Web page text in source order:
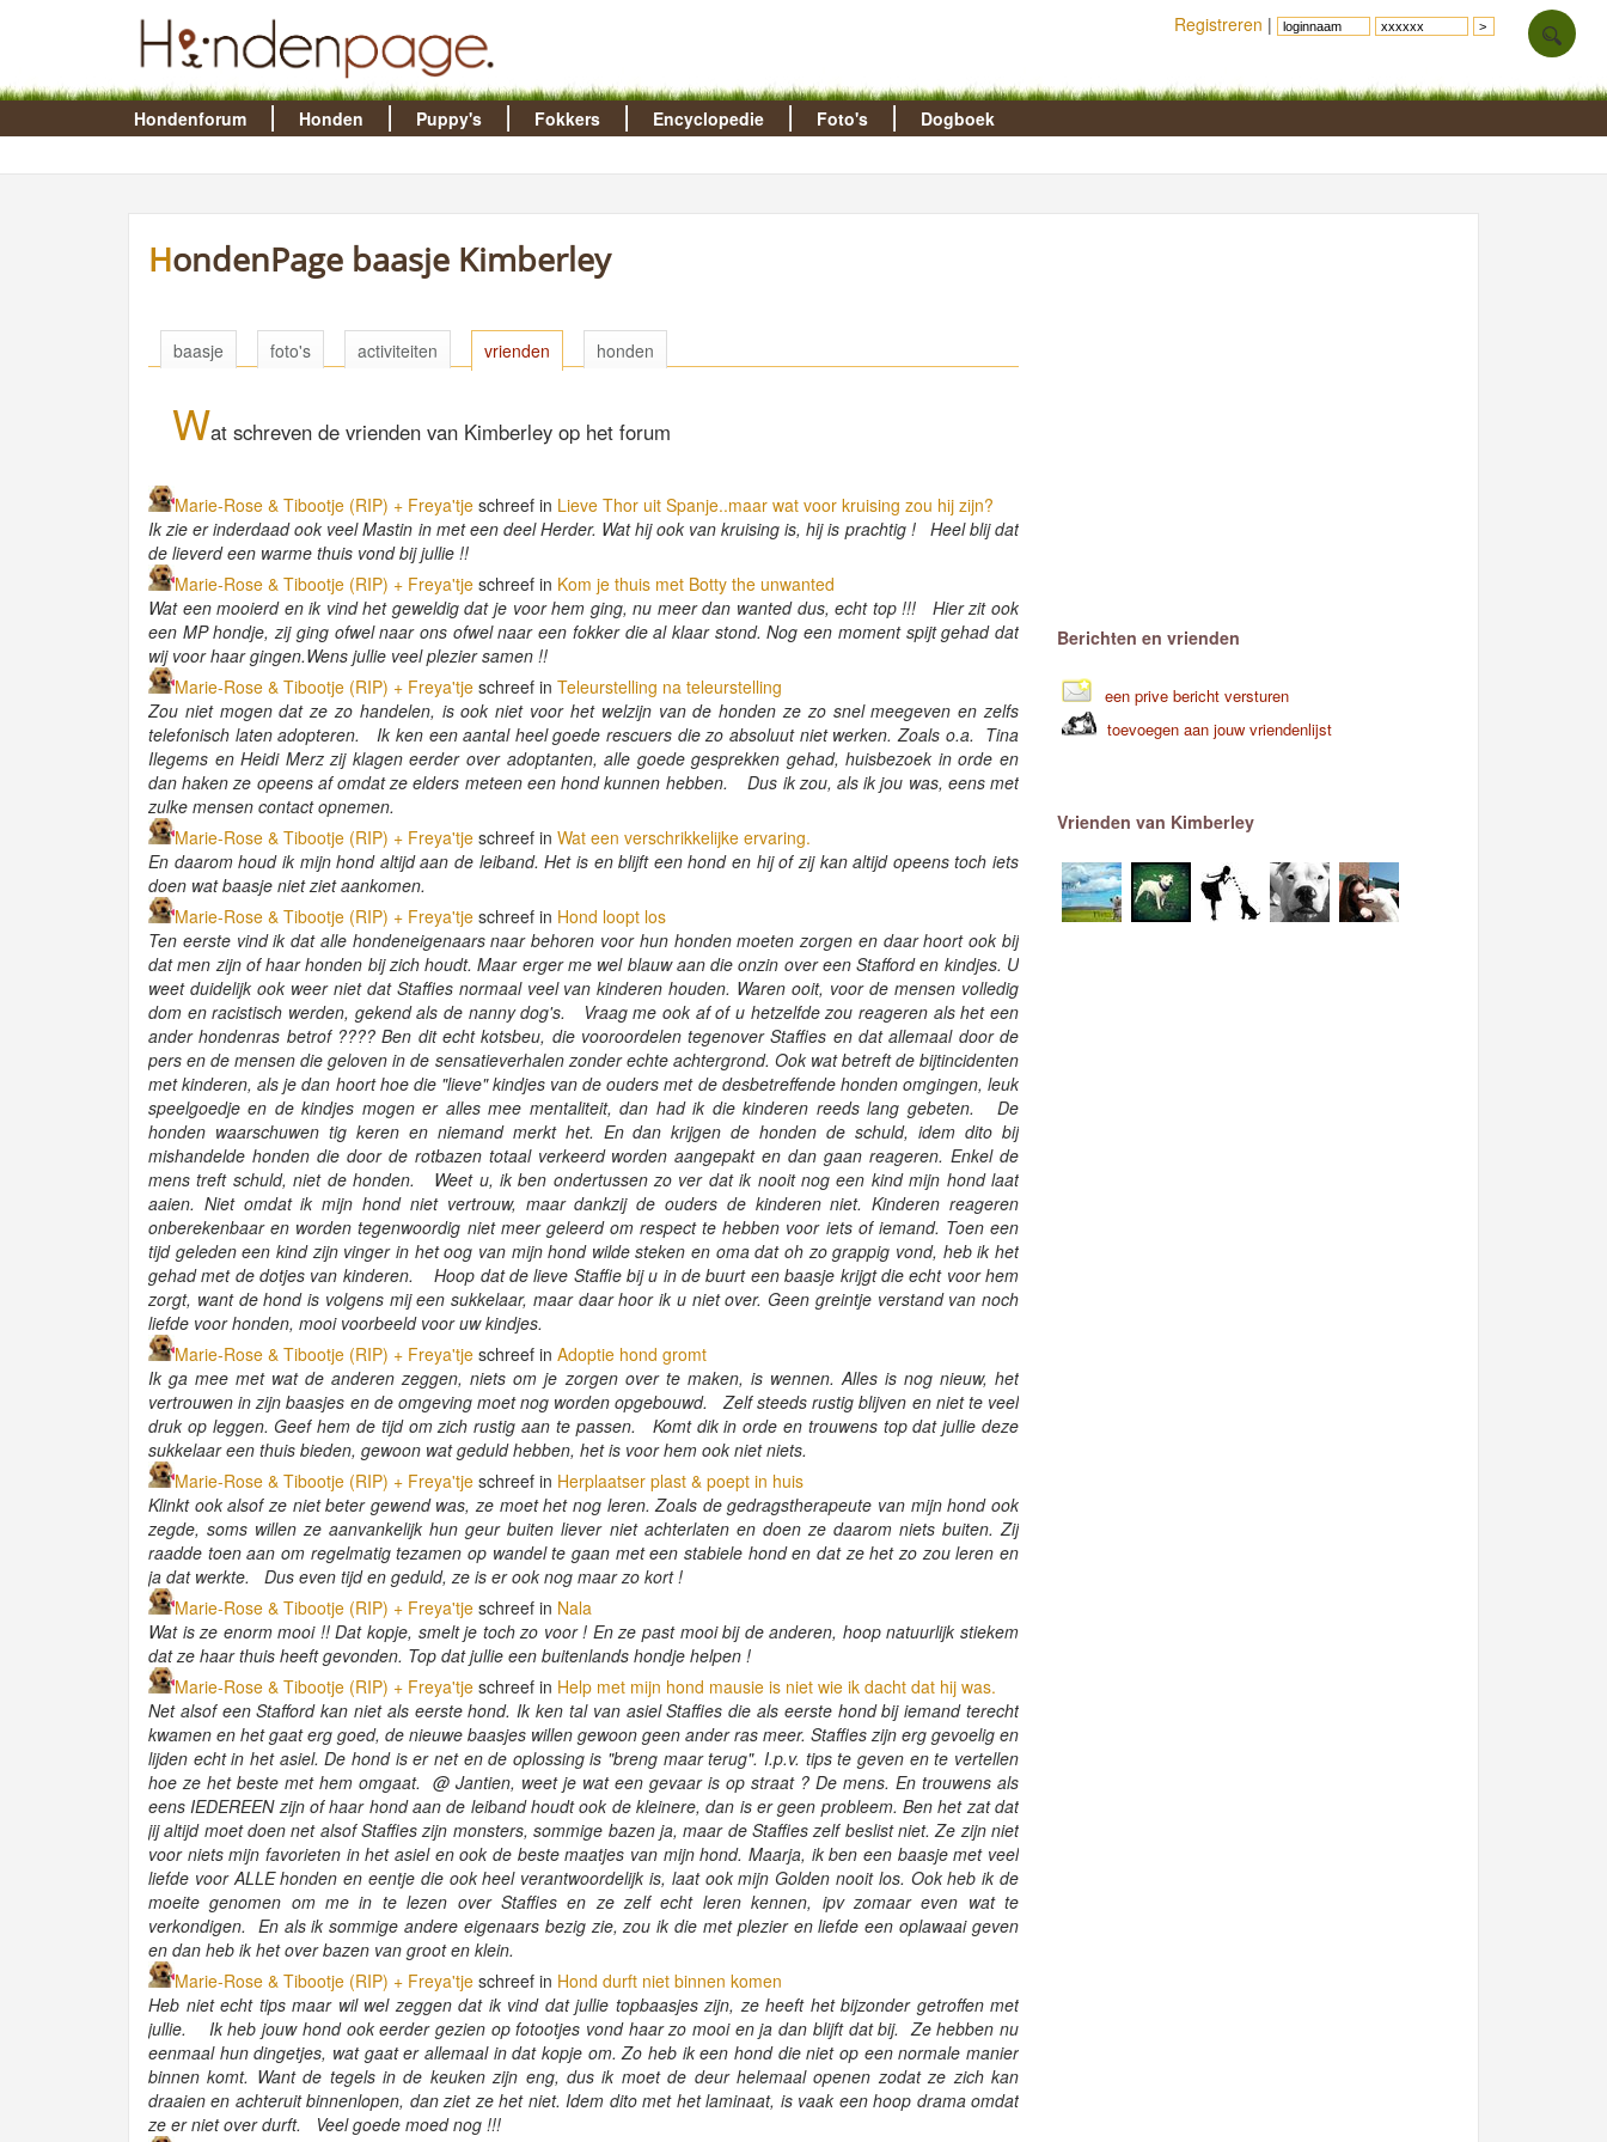
Hondenforum Honden Puppy's Fokkers Encyclopedie Foto's Dogboek
HondenPage baasje Kimberley
baasje foto's activiteiten vrienden honden
Wat schreven de vrienden van Kimberley op het forum
Marie-Rose & Tibootje (RIP) + Freya'tje schreef in Lieve Thor uit Spanje..maar wat voor kruising zou hij zijn?
Ik zie er inderdaad ook veel Mastin in met een deel Herder. Wat hij ook van kruising is, hij is prachtig ! Heel blij dat
de lieverd een warme thuis vond bij jullie !!
Marie-Rose & Tibootje (RIP) + Freya'tje schreef in Kom je thuis met Botty the unwanted
Wat een mooierd en ik vind het geweldig dat je voor hem ging, nu meer dan wanted dus, echt top !!! Hier zit ook
een MP hondje, zij ging ofwel naar ons ofwel naar een fokker die al klaar stond. Nog een moment spijt gehad dat
wij voor haar gingen.Wens jullie veel plezier samen !!
Marie-Rose & Tibootje (RIP) + Freya'tje schreef in Teleurstelling na teleurstelling
Zou niet mogen dat ze zo handelen, is ook niet voor het welzijn van de honden ze zo snel meegeven en zelfs
telefonisch laten adopteren. Ik ken een aantal heel goede rescuers die zo absoluut niet werken. Zoals o.a. Tina
Ilegems en Heidi Merz zij klagen eerder over adoptanten, alle goede gesprekken gehad, huisbezoek in orde en
dan haken ze opeens af omdat ze elders meteen een hond kunnen hebben. Dus ik zou, als ik jou was, eens met
zulke mensen contact opnemen.
Marie-Rose & Tibootje (RIP) + Freya'tje schreef in Wat een verschrikkelijke ervaring.
En daarom houd ik mijn hond altijd aan de leiband. Het is en blijft een hond en hij of zij kan altijd opeens toch iets
doen wat baasje niet ziet aankomen.
Marie-Rose & Tibootje (RIP) + Freya'tje schreef in Hond loopt los
Ten eerste vind ik dat alle hondeneigenaars naar behoren voor hun honden moeten zorgen en daar hoort ook bij
dat men zijn of haar honden bij zich houdt. Maar erger me wel blauw aan die onzin over een Stafford en kindjes. U
weet duidelijk ook weer niet dat Staffies normaal veel van kinderen houden. Waren ooit, voor de mensen volledig
dom en racistisch werden, gekend als de nanny dog's. Vraag me ook af of u hetzelfde zou reageren als het een
ander hondenras betrof ???? Ben dit echt kotsbeu, die vooroordelen tegenover Staffies en dat allemaal door de
pers en de mensen die geloven in de sensatieverhalen zonder echte achtergrond. Ook wat betreft de bijtincidenten
met kinderen, als je dan hoort hoe die "lieve" kindjes van de ouders met de desbetreffende honden omgingen, leuk
speelgoedje en de kindjes mogen er alles mee mentaliteit, dan had ik die kinderen reeds lang gebeten. De
honden waarschuwen tig keren en niemand merkt het. En dan krijgen de honden de schuld, idem dito bij
mishandelde honden die door de rotbazen totaal verkeerd worden aangepakt en dan gaan reageren. Enkel de
mens treft schuld, niet de honden. Weet u, ik ben ondertussen zo ver dat ik nooit nog een kind mijn hond laat
aaien. Niet omdat ik mijn hond niet vertrouw, maar dankzij de ouders de kinderen niet. Kinderen reageren
onberekenbaar en worden tegenwoordig niet meer geleerd om respect te hebben voor iets of iemand. Toen een
tijd geleden een kind zijn vinger in het oog van mijn hond wilde steken en oma dat oh zo grappig vond, heb ik het
gehad met de dotjes van kinderen. Hoop dat de lieve Staffie bij u in de buurt een baasje krijgt die echt voor hem
zorgt, want de hond is volgens mij een sukkelaar, maar daar hoor ik u niet over. Geen greintje verstand van noch
liefde voor honden, mooi voorbeeld voor uw kindjes.
Marie-Rose & Tibootje (RIP) + Freya'tje schreef in Adoptie hond gromt
Ik ga mee met wat de anderen zeggen, niets om je zorgen over te maken, is wennen. Alles is nog nieuw, het
vertrouwen in zijn baasjes en de omgeving moet nog worden opgebouwd. Zelf steeds rustig blijven en niet te veel
druk op leggen. Geef hem de tijd om zich rustig aan te passen. Komt dik in orde en trouwens top dat jullie deze
sukkelaar een thuis bieden, gewoon wat geduld hebben, het is voor hem ook niet niets.
Marie-Rose & Tibootje (RIP) + Freya'tje schreef in Herplaatser plast & poept in huis
Klinkt ook alsof ze niet beter gewend was, ze moet het nog leren. Zoals de gedragstherapeute van mijn hond ook
zegde, soms willen ze aanvankelijk hun geur buiten liever niet achterlaten en doen ze daarom niets buiten. Zij
raadde toen aan om regelmatig tezamen op wandel te gaan met een stabiele hond en dat ze het zo zou leren en
ja dat werkte. Dus even tijd en geduld, ze is er ook nog maar zo kort !
Marie-Rose & Tibootje (RIP) + Freya'tje schreef in Nala
Wat is ze enorm mooi !! Dat kopje, smelt je toch zo voor ! En ze past mooi bij de anderen, hoop natuurlijk stiekem
dat ze haar thuis heeft gevonden. Top dat jullie een buitenlands hondje helpen !
Marie-Rose & Tibootje (RIP) + Freya'tje schreef in Help met mijn hond mausie is niet wie ik dacht dat hij was.
Net alsof een Stafford kan niet als eerste hond. Ik ken tal van asiel Staffies die als eerste hond bij iemand terecht
kwamen en het gaat erg goed, de nieuwe baasjes willen gewoon geen ander ras meer. Staffies zijn erg gevoelig en
lijden echt in het asiel. De hond is er net en de oplossing is "breng maar terug". I.p.v. tips te geven en te vertellen
hoe ze het beste met hem omgaat. @ Jantien, weet je wat een gevaar is op straat ? De mens. En trouwens als
eens IEDEREEN zijn of haar hond aan de leiband houdt ook de kleinere, dan is er geen probleem. Ben het zat dat
jij altijd moet doen net alsof Staffies zijn monsters, sommige bazen ja, maar de Staffies zelf beslist niet. Ze zijn niet
voor niets mijn favorieten in het asiel en ook de beste maatjes van mijn hond. Maarja, ik ben een baasje met veel
liefde voor ALLE honden en eentje die ook heel verantwoordelijk is, laat ook mijn Golden nooit los. Ook heb ik de
moeite genomen om me in te lezen over Staffies en ze zelf echt leren kennen, ipv zomaar even wat te
verkondigen. En als ik sommige andere eigenaars bezig zie, zou ik die met plezier en liefde een oplawaai geven
en dan heb ik het over bazen van groot en klein.
Marie-Rose & Tibootje (RIP) + Freya'tje schreef in Hond durft niet binnen komen
Heb niet echt tips maar wil wel zeggen dat ik vind dat jullie topbaasjes zijn, ze heeft het bijzonder getroffen met
jullie. Ik heb jouw hond ook eerder gezien op fotootjes vond haar zo mooi en ja dan blijft dat bij. Ze hebben nu
eenmaal hun dingetjes, wat gaat er allemaal in dat kopje om. Zo heb ik een hond die niet op een normale manier
binnen komt. Want de tegels in de keuken zijn eng, dus ik moet de deur helemaal openen zodat ze zich kan
draaien en achteruit binnenlopen, dan ziet ze het niet. Idem dito met het laminaat, is vaak een hoop drama omdat
ze er niet over durft. Veel goede moed nog !!!
Berichten en vrienden
een prive bericht versturen
toevoegen aan jouw vriendenlijst
Vrienden van Kimberley
Registreren |